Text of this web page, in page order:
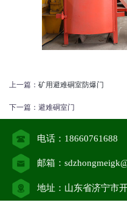
上一篇： 矿用避难硐室防爆门
下一篇： 避难硐室门
电话：18660761688
邮箱：
地址：山东省济宁市